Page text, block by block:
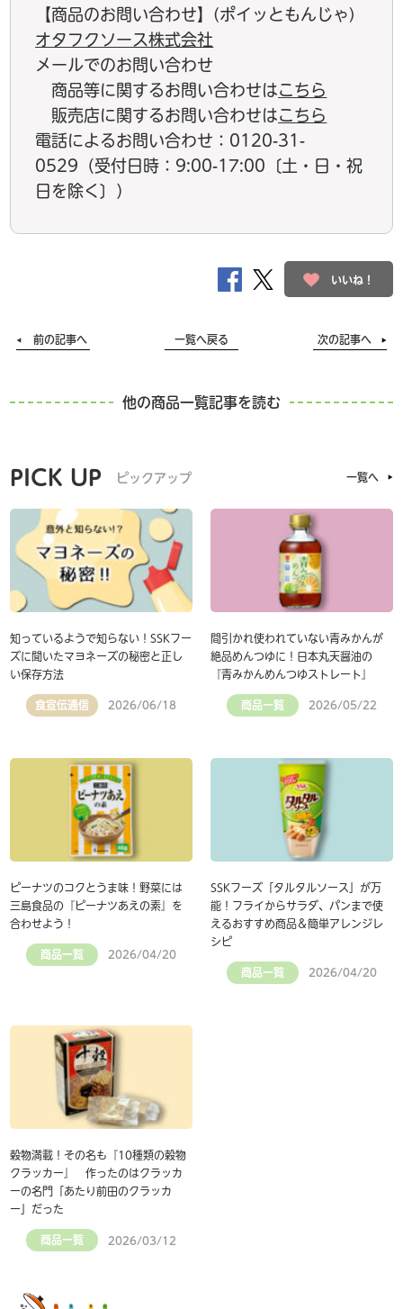
【商品のお問い合わせ】(ポイッともんじゃ)
オタフクソース株式会社
メールでのお問い合わせ
商品等に関するお問い合わせはこちら
販売店に関するお問い合わせはこちら
電話によるお問い合わせ：0120-31-
0529（受付日時：9:00-17:00〔土・日・祝
日を除く〕）
いいね！
前の記事へ 一覧へ戻る 次の記事へ
他の商品一覧記事を読む
PICK UP ピックアップ 一覧へ
知っているようで知らない！SSKフー
ズに聞いたマヨネーズの秘密と正し
い保存方法
食宣伝通信 2026/06/18
間引かれ使われていない青みかんが
絶品めんつゆに！日本丸天醤油の
『青みかんめんつゆストレート』
商品一覧 2026/05/22
ピーナツのコクとうま味！野菜には
三島食品の『ピーナツあえの素』を
合わせよう！
商品一覧 2026/04/20
SSKフーズ「タルタルソース」が万
能！フライからサラダ、パンまで使
えるおすすめ商品＆簡単アレンジレ
シピ
商品一覧 2026/04/20
穀物満載！その名も『10種類の穀物
クラッカー』 作ったのはクラッカ
ーの名門「あたり前田のクラッカ
ー」だった
商品一覧 2026/03/12